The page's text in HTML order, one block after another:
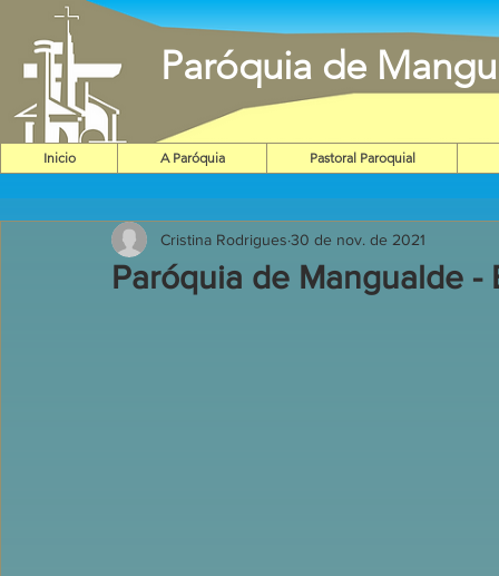
Paróquia de
Inicio A Paróquia Pastoral Paroquial
Paróquia de Mangualde -
Cristina Rodrigues 30 de nov. de 2021